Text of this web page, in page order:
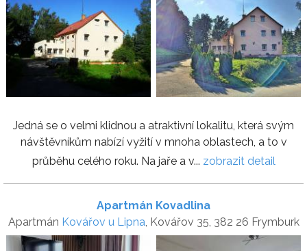
Jedná se o velmi klidnou a atraktivní lokalitu, která svým
návštěvníkům nabízí vyžití v mnoha oblastech, a to v
průběhu celého roku. Na jaře a v... zobrazit detail
Apartmán Kovadlina
Apartmán Kovářov u Lipna, Kovářov 35, 382 26 Frymburk